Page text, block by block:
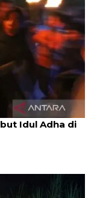
Idul Adha di